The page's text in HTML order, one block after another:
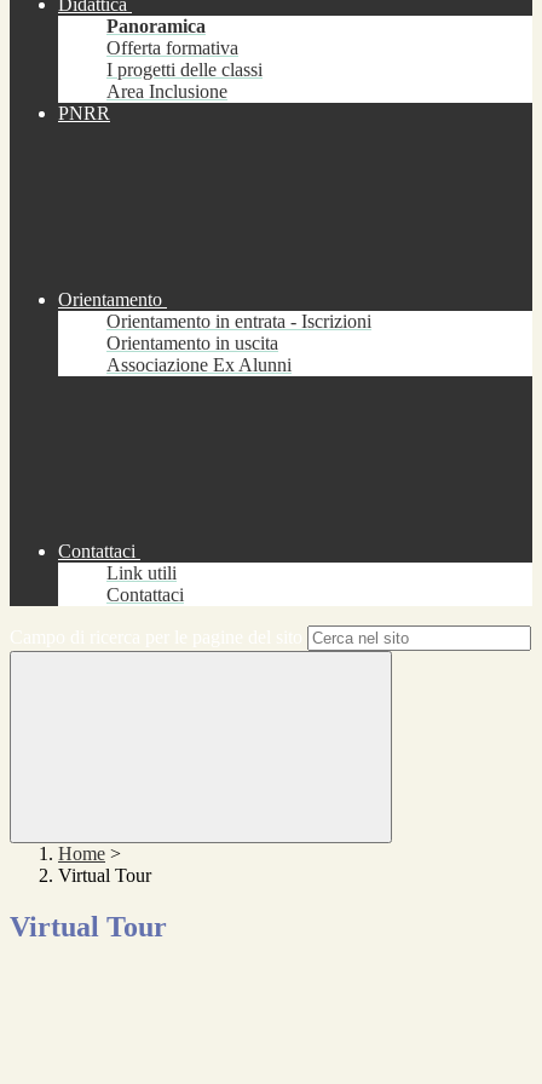
Didattica
Panoramica
Offerta formativa
I progetti delle classi
Area Inclusione
PNRR
Orientamento
Orientamento in entrata - Iscrizioni
Orientamento in uscita
Associazione Ex Alunni
Contattaci
Link utili
Contattaci
Home >
Virtual Tour
Virtual Tour